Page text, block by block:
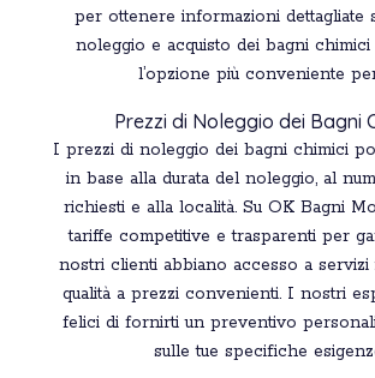
per ottenere informazioni dettagliate
noleggio e acquisto dei bagni
l’opzione più conveniente
Prezzi di Noleggio dei Bagni
I prezzi di noleggio dei bagni chimici
in base alla durata del noleggio, al
richiesti e alla località. Su OK Bagni
tariffe competitive e trasparenti per
nostri clienti abbiano accesso a servizi
qualità a prezzi convenienti. I nostri
felici di fornirti un preventivo
sulle tue specifiche